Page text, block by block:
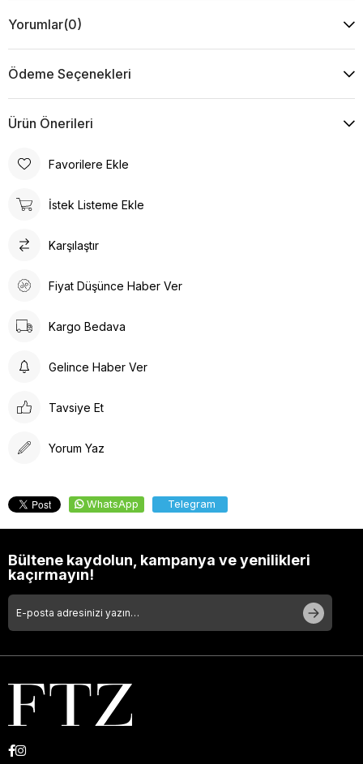
Yorumlar(0)
Ödeme Seçenekleri
Ürün Önerileri
Favorilere Ekle
İstek Listeme Ekle
Karşılaştır
Fiyat Düşünce Haber Ver
Kargo Bedava
Gelince Haber Ver
Tavsiye Et
Yorum Yaz
WhatsApp Telegram
Bültene kaydolun, kampanya ve yenilikleri
kaçırmayın!